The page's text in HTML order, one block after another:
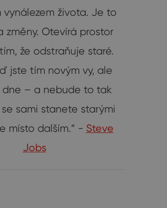
vynálezem života. Je to
změny. Otevírá prostor
že odstraňuje staré.
jste tím novým vy, ale
dne – a nebude to tak
sami stanete starými
místo dalším.“ - Steve
Jobs